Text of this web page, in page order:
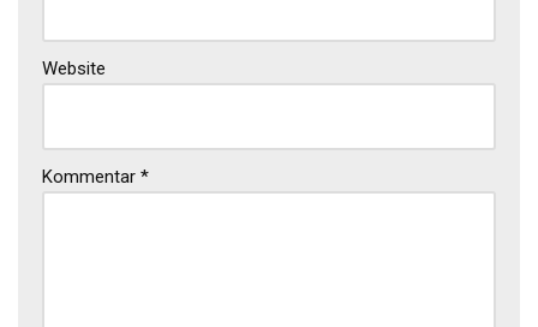
Website
Kommentar *